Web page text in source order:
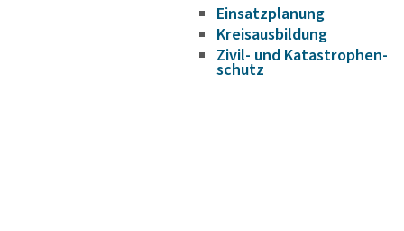
Einsatz­pla­nung
Kreis­aus­­bil­­dung
Zivil- und Kata­s­tro­­phen­­
schutz